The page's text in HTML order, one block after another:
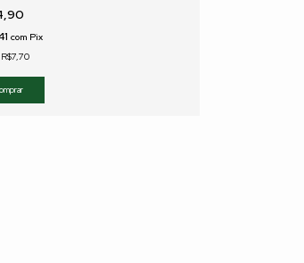
com Pix
R$7,70